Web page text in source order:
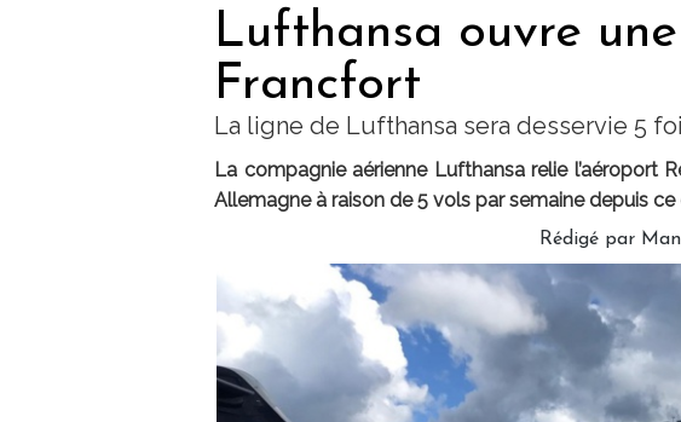
Lufthansa ouvre
Francfort
La ligne de Lufthansa sera desservie 5
La compagnie aérienne Lufthansa relie l’aéroport
Allemagne à raison de 5 vols par semaine depuis
Rédigé par